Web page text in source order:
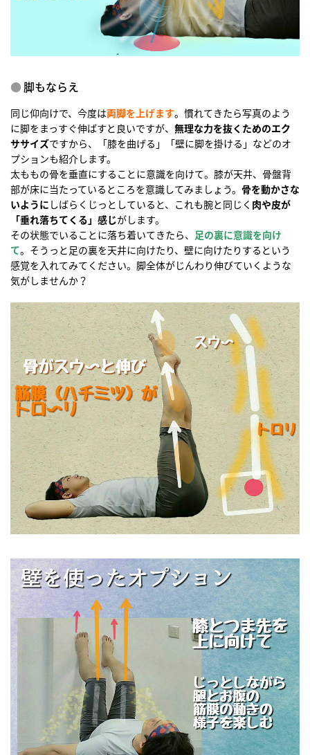
脚もならえ
同じ仰向けで、今度は両脚を上げます。慣れてきたら写真のよう
に脚をまっすぐ伸ばすと良いですが、 無理な力を抜くためのエク
ササイズですから、「膝を曲げる」「壁に脚を掛ける」などのオ
プションも紹介します。
太ももの骨を垂直にすることに意識を向けて。膝が天井、骨盤背
部が床に当たっているところを意識してみましょう。 骨を動かさな
いように しばらくじっとしていると、これも腕と同じく 肉や皮が
「垂れ落ちてくる」感じがします。
その状態でいることに落ち着いてきたら、 足の裏に意識を向け
て。そうっと足の裏を天井に向けたり、壁に向けたりするという
感覚を入れてみてください。脚全体がじんわり伸びていくような
気がしませんか？